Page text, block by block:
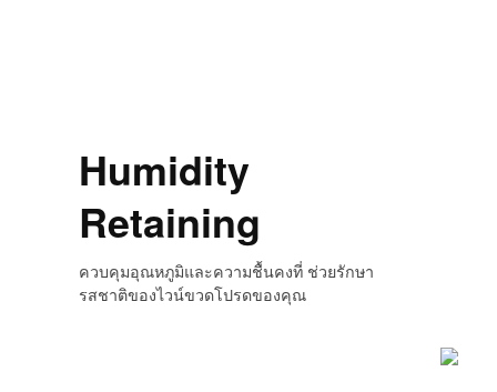
Humidity
Retaining
ควบคุมอุณหภูมิและความชื้นคงที่ ช่วยรักษา
รสชาติของไวน์ขวดโปรดของคุณ